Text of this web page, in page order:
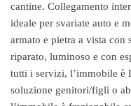
cantine. Collegamento
ideale per svariate auto e
armato e pietra a vista con
riparato, luminoso e con
tutti i servizi, l’immobile è
soluzione genitori/figli o